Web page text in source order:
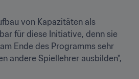
von Kapazitäten als
für diese Initiative, denn sie
Ende des Programms sehr
andere Spiellehrer ausbilden",